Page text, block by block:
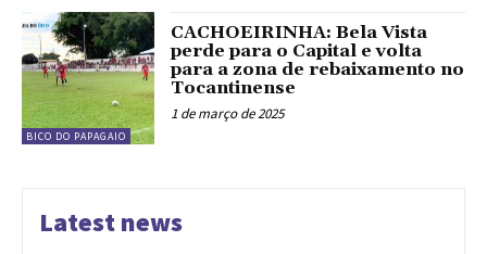
BICO DO PAPAGAIO
CACHOEIRINHA: Bela Vista
perde para o Capital e volta
para a zona de rebaixamento no
Tocantinense
1 de março de 2025
Latest news